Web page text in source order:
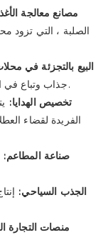
مصانع معالجة
الصلبة ، التي تزود
البيع بالتجزئة في
جذاب وتباع في المتاجر ، وتلبية احتياجات شراء المستهلكين اليومية.
تخصيص الهدايا:
الفريدة لقضاء
صناعة المطاعم:
الجذب السياحي:
منصات التجارة